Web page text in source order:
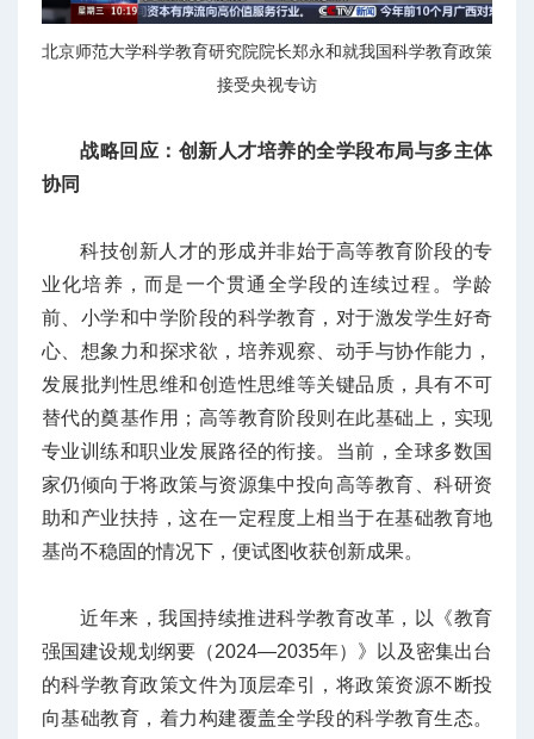
北京师范大学科学教育研究院院长郑永和就我国科学教育政策
接受央视专访
战略回应：创新人才培养的全学段布局与多主体
协同
科技创新人才的形成并非始于高等教育阶段的专
业化培养，而是一个贯通全学段的连续过程。学龄
前、小学和中学阶段的科学教育，对于激发学生好奇
心、想象力和探求欲，培养观察、动手与协作能力，
发展批判性思维和创造性思维等关键品质，具有不可
替代的奠基作用；高等教育阶段则在此基础上，实现
专业训练和职业发展路径的衔接。当前，全球多数国
家仍倾向于将政策与资源集中投向高等教育、科研资
助和产业扶持，这在一定程度上相当于在基础教育地
基尚不稳固的情况下，便试图收获创新成果。
近年来，我国持续推进科学教育改革，以《教育
强国建设规划纲要（2024—2035年）》以及密集出台
的科学教育政策文件为顶层牵引，将政策资源不断投
向基础教育，着力构建覆盖全学段的科学教育生态。